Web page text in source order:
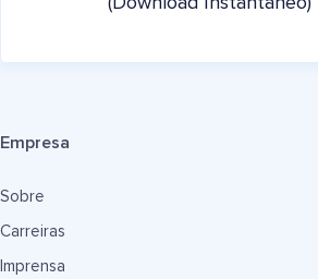
Empresa
Sobre
Carreiras
Imprensa